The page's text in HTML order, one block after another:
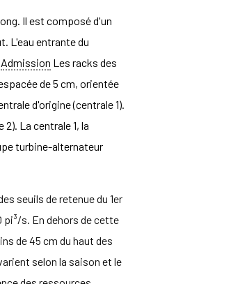
Il est composé d'un
L'eau entrante du
Admission Les racks des
de 5 cm, orientée
d'origine (centrale 1).
La centrale 1, la
turbine-alternateur
seuils de retenue du 1er
pi³/s. En dehors de cette
de 45 cm du haut des
selon la saison et le